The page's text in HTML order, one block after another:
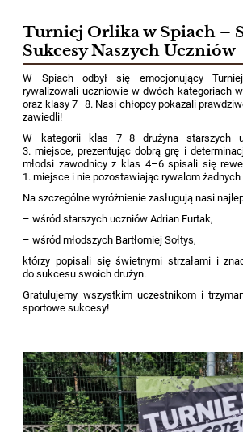
Turniej Orlika w Spiach –
Sukcesy Naszych Uczniów
W Spiach odbył się emocjonujący
rywalizowali uczniowie w dwóch kategoriach
oraz klasy 7–8. Nasi chłopcy pokazali
zawiedli!
W kategorii klas 7–8 drużyna starszych
3. miejsce, prezentując dobrą grę i
młodsi zawodnicy z klas 4–6 spisali się
1. miejsce i nie pozostawiając rywalom żadnych
Na szczególne wyróżnienie zasługują nasi
– wśród starszych uczniów Adrian Furtak,
– wśród młodszych Bartłomiej Sołtys,
którzy popisali się świetnymi strzałami i
do sukcesu swoich drużyn.
Gratulujemy wszystkim uczestnikom i
sportowe sukcesy!